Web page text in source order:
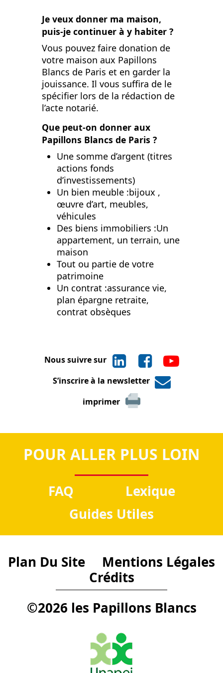
Je veux donner ma maison,
puis-je continuer à y habiter ?
Vous pouvez faire donation de
votre maison aux Papillons
Blancs de Paris et en garder la
jouissance. Il vous suffira de le
spécifier lors de la rédaction de
l’acte notarié.
Que peut-on donner aux
Papillons Blancs de Paris ?
Une somme d’argent (titres
actions fonds
d’investissements)
Un bien meuble :bijoux ,
œuvre d’art, meubles,
véhicules
Des biens immobiliers :Un
appartement, un terrain, une
maison
Tout ou partie de votre
patrimoine
Un contrat :assurance vie,
plan épargne retraite,
contrat obsèques
Nous suivre sur
S’inscrire à la newsletter
imprimer
POUR ALLER PLUS LOIN
FAQ
Lexique
Guides Utiles
Plan Du Site
Mentions Légales
Crédits
©2026 les Papillons Blancs